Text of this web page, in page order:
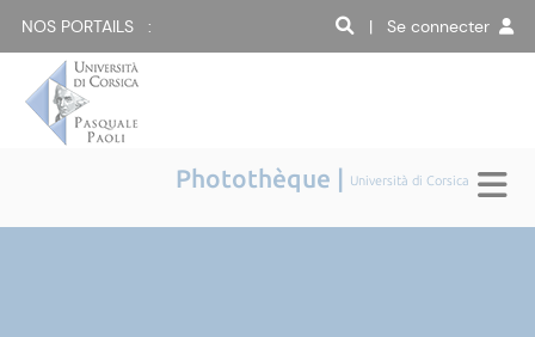
NOS PORTAILS : | Se connecter
Photothèque | Università di Corsica